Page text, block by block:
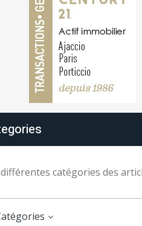
catégories des